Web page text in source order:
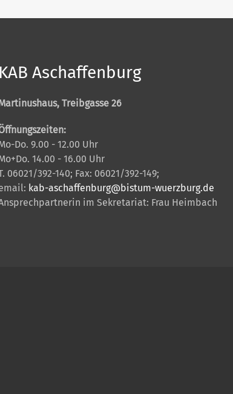
KAB Aschaffenburg
Treibgasse 26
Do. 9.00 - 12.00 Uhr
14.00 - 16.00 Uhr
06021/392-140; Fax: 06021/392-149;
kab-aschaffenburg@bistum-wuerzburg.de
im Sekretariat: Frau Heimbach